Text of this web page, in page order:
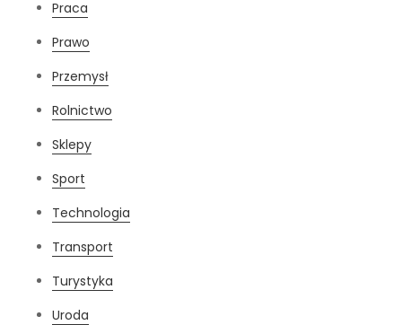
Praca
Prawo
Przemysł
Rolnictwo
Sklepy
Sport
Technologia
Transport
Turystyka
Uroda